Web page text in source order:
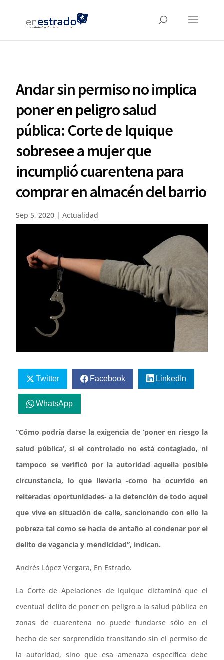
Andar sin permiso no implica
poner en peligro salud
pública: Corte de Iquique
sobresee a mujer que
incumplió cuarentena para
comprar en almacén del barrio
Sep 5, 2020 |Actualidad
Twitter Facebook LinkedIn
WhatsApp
“Cómo podría darse la exigencia de ‘poner en riesgo la
salud pública’, si el controlado no está contagiado, ni
tampoco se verificó por la autoridad aquella posible
circunstancia, lo que llevaría -como ha ocurrido en
reiteradas oportunidades- a la detención de todo aquel
que vive en situación de calle, sancionando con ello la
pobreza tal como se hacía de antaño al condenar por el
delito de vagancia y mendicidad”, indican.
Andrés López Vergara, En Estrado.
La Corte de Apelaciones de Iquique dictaminó que el
eventual delito de poner en peligro a la salud pública en
zonas de cuarentena no puede fundarse sólo en el
hecho de ser sorprendido transitando sin el permiso de
la autoridad, sino que esa amenaza específica debe